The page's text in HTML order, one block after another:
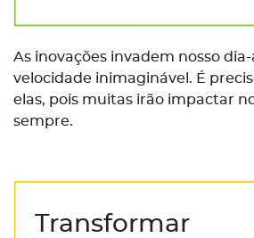
As inovações invadem nosso
velocidade inimaginável. É
elas, pois muitas irão impactar
sempre.
Transformar